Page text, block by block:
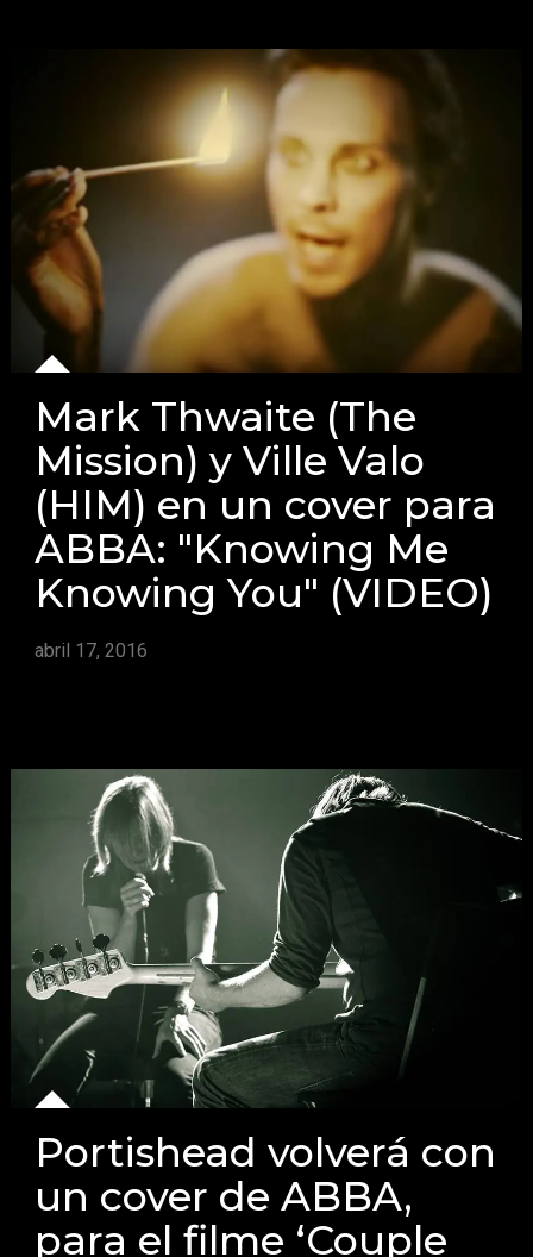
Mark Thwaite (The
Mission) y Ville Valo
(HIM) en un cover para
ABBA: "Knowing Me
Knowing You" (VIDEO)
abril 17, 2016
Portishead volverá con
un cover de ABBA,
para el filme ‘Couple